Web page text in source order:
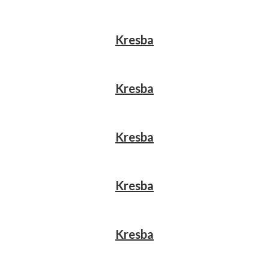
Kresba
Kresba
Kresba
Kresba
Kresba